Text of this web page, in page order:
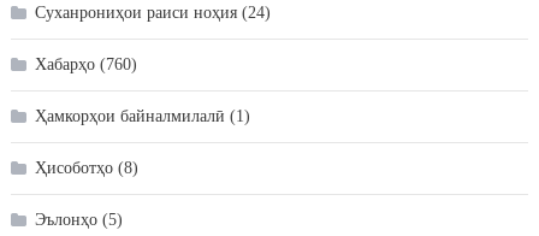
Суханрониҳои раиси ноҳия(24)
Хабарҳо(760)
Ҳамкорҳои байналмилалӣ (1)
Ҳисоботҳо(8)
Эълонҳо(5)